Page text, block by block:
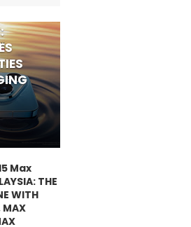
Max
THE
WITH
MAX